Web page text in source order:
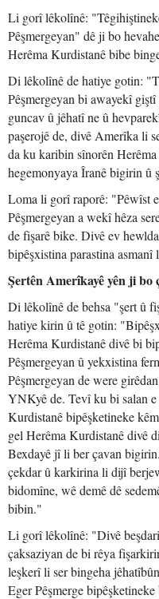
Li gorî lêkolînê:
Pêşmergeyan" dê ji bo
Herêma Kurdistanê bibe
Di lêkolînê de hatiye gotin:
Pêşmergeyan bi awayekî
guncav û jêhatî ne û
paşerojê de, divê Amerîka li
da ku karibin sînorên
hegemonyaya Îranê bigirin
Loma li gorî raporê: "Pêwîst
Pêşmergeyan a wekî hêza
de fişarê bike. Divê ev
bipêşxistina parastina
Şertên Amerîkayê yên ji
Di lêkolînê de behsa "şert û
hatiye kirin û tê gotin:
Herêma Kurdistanê divê bi
Pêşmergeyan û yekxistina
Pêşmergeyan de were
YNKyê de. Tevî ku bi salan
Kurdistanê bipêşketineke
gel Herêma Kurdistanê divê
Bexdayê jî li ber çavan
çekdar û karkirina li dijî
bidomîne, wê demê dê
bibin."
Li gorî lêkolînê: "Divê
çaksaziyan de bi rêya
leşkerî li ser bingeha
Eger Pêşmerge